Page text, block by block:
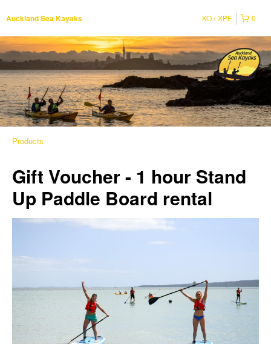
Auckland Sea Kayaks 0
KO XPF
Products
Gift Voucher - 1 hour Stand
Up Paddle Board rental